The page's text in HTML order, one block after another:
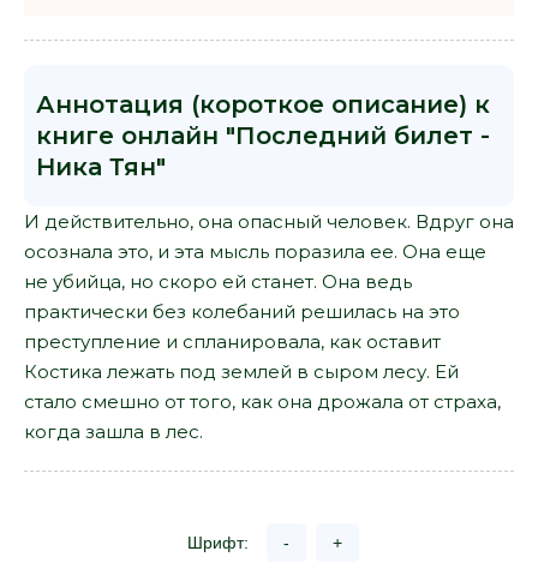
Аннотация (короткое описание) к
книге онлайн "Последний билет -
Ника Тян"
И действительно, она опасный человек. Вдруг она
осознала это, и эта мысль поразила ее. Она еще
не убийца, но скоро ей станет. Она ведь
практически без колебаний решилась на это
преступление и спланировала, как оставит
Костика лежать под землей в сыром лесу. Ей
стало смешно от того, как она дрожала от страха,
когда зашла в лес.
Шрифт: - +